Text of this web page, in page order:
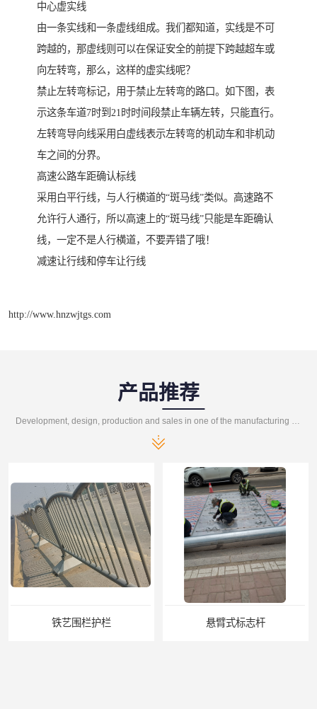
中心虚实线
由一条实线和一条虚线组成。我们都知道，实线是不可
跨越的，那虚线则可以在保证安全的前提下跨越超车或
向左转弯，那么，这样的虚实线呢？
禁止左转弯标记，用于禁止左转弯的路口。如下图，表
示这条车道7时到21时时间段禁止车辆左转，只能直行。
左转弯导向线采用白虚线表示左转弯的机动车和非机动
车之间的分界。
高速公路车距确认标线
采用白平行线，与人行横道的“斑马线”类似。高速路不
允许行人通行，所以高速上的“斑马线”只能是车距确认
线，一定不是人行横道，不要弄错了哦！
减速让行线和停车让行线
http://www.hnzwjtgs.com
产品推荐
铁艺围栏护栏 悬臂式标志杆